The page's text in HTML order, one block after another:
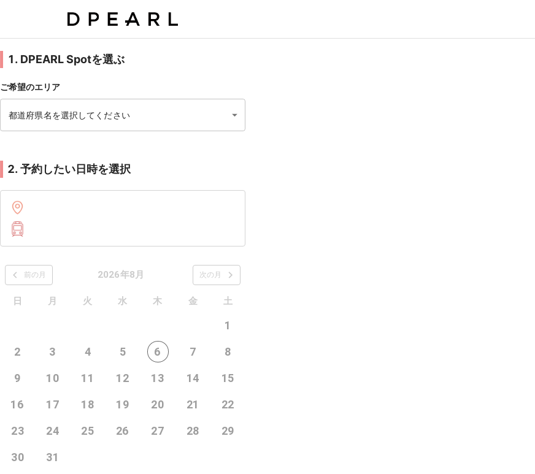
1. DPEARL Spotを選ぶ
ご希望のエリア
都道府県名を選択してください
2. 予約したい日時を選択
2026年8月
前の月 次の月
日 月 火 水 木 金 土
1
2 3 4 5 6 7 8
9 10 11 12 13 14 15
16 17 18 19 20 21 22
23 24 25 26 27 28 29
30 31